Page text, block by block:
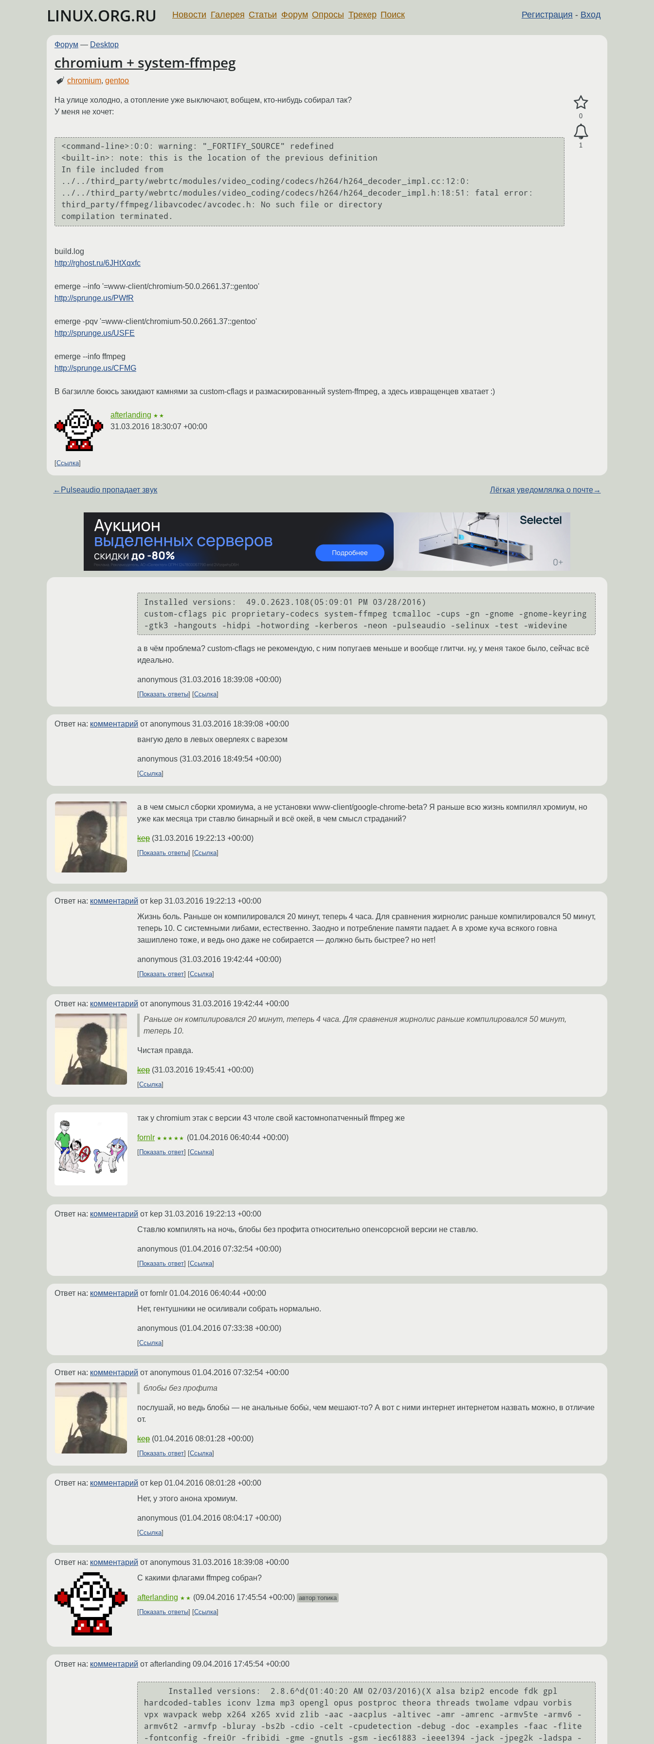
LINUX.ORG.RU Регистрация - Вход
Новости Галерея Статьи Форум Опросы Трекер Поиск
Форум — Desktop
chromium + system-ffmpeg
chromium,gentoo
0
1
На улице холодно, а отопление уже выключают, вобщем, кто-нибудь собирал так?
У меня не хочет:
<command-line>:0:0: warning: "_FORTIFY_SOURCE" redefined
<built-in>: note: this is the location of the previous definition
In file included from
../../third_party/webrtc/modules/video_coding/codecs/h264/h264_decoder_impl.cc:12:0:
../../third_party/webrtc/modules/video_coding/codecs/h264/h264_decoder_impl.h:18:51: fatal error:
third_party/ffmpeg/libavcodec/avcodec.h: No such file or directory
build.log
http://rghost.ru/6JHtXqxfc
emerge --info '=www-client/chromium-50.0.2661.37::gentoo'
http://sprunge.us/PWfR
emerge -pqv '=www-client/chromium-50.0.2661.37::gentoo'
http://sprunge.us/USFE
emerge --info ffmpeg
http://sprunge.us/CFMG
В багзилле боюсь закидают камнями за custom-cflags и размаскированный system-ffmpeg, а здесь извращенцев хватает :)
afterlanding ★★
31.03.2016 18:30:07 +00:00
Ссылка
← Pulseaudio пропадает звук Лёгкая уведомлялка о почте→
Installed versions:  49.0.2623.108(05:09:01 PM 03/28/2016)
custom-cflags pic proprietary-codecs system-ffmpeg tcmalloc -cups -gn -gnome -gnome-keyring
-gtk3 -hangouts -hidpi -hotwording -kerberos -neon -pulseaudio -selinux -test -widevine
а в чём проблема? custom-cflags не рекомендую, с ним попугаев меньше и вообще глитчи. ну, у меня такое было, сейчас всё
идеально.
anonymous (31.03.2016 18:39:08 +00:00)
Показать ответы Ссылка
Ответ на: комментарий от anonymous 31.03.2016 18:39:08 +00:00
вангую дело в левых оверлеях с варезом
anonymous (31.03.2016 18:49:54 +00:00)
Ссылка
а в чем смысл сборки хромиума, а не установки www-client/google-chrome-beta? Я раньше всю жизнь компилял хромиум, но
уже как месяца три ставлю бинарный и всё окей, в чем смысл страданий?
kep (31.03.2016 19:22:13 +00:00)
Показать ответы Ссылка
Ответ на: комментарий от kep 31.03.2016 19:22:13 +00:00
Жизнь боль. Раньше он компилировался 20 минут, теперь 4 часа. Для сравнения жирнолис раньше компилировался 50 минут,
теперь 10. С системными либами, естественно. Заодно и потребление памяти падает. А в хроме куча всякого говна
зашиплено тоже, и ведь оно даже не собирается — должно быть быстрее? но нет!
anonymous (31.03.2016 19:42:44 +00:00)
Показать ответ Ссылка
Ответ на: комментарий от anonymous 31.03.2016 19:42:44 +00:00
Раньше он компилировался 20 минут, теперь 4 часа. Для сравнения жирнолис раньше компилировался 50 минут,
теперь 10.
Чистая правда.
kep (31.03.2016 19:45:41 +00:00)
Ссылка
так у chromium этак с версии 43 чтоле свой кастомнопатченный ffmpeg же
fornlr ★★★★★ (01.04.2016 06:40:44 +00:00)
Показать ответ Ссылка
Ответ на: комментарий от kep 31.03.2016 19:22:13 +00:00
Ставлю компилять на ночь, блобы без профита относительно опенсорсной версии не ставлю.
anonymous (01.04.2016 07:32:54 +00:00)
Показать ответ Ссылка
Ответ на: комментарий от fornlr 01.04.2016 06:40:44 +00:00
Нет, гентушники не осиливали собрать нормально.
anonymous (01.04.2016 07:33:38 +00:00)
Ссылка
Ответ на: комментарий от anonymous 01.04.2016 07:32:54 +00:00
блобы без профита
послушай, но ведь блобы́ — не анальные бобы́, чем мешают-то? А вот с ними интернет интернетом назвать можно, в отличие
от.
kep (01.04.2016 08:01:28 +00:00)
Показать ответ Ссылка
Ответ на: комментарий от kep 01.04.2016 08:01:28 +00:00
Нет, у этого анона хромиум.
anonymous (01.04.2016 08:04:17 +00:00)
Ссылка
Ответ на: комментарий от anonymous 31.03.2016 18:39:08 +00:00
С какими флагами ffmpeg собран?
afterlanding ★★ (09.04.2016 17:45:54 +00:00) автор топика
Показать ответы
Ссылка
Ответ на: комментарий от afterlanding 09.04.2016 17:45:54 +00:00
hardcoded-tables iconv lzma mp3 opengl opus postproc theora threads twolame vdpau vorbis
vpx wavpack webp x264 x265 xvid zlib -aac -aacplus -altivec -amr -amrenc -armv5te -armv6 -
armv6t2 -armvfp -bluray -bs2b -cdio -celt -cpudetection -debug -doc -examples -faac -flite
-fontconfig -frei0r -fribidi -gme -gnutls -gsm -iec61883 -ieee1394 -jack -jpeg2k -ladspa -